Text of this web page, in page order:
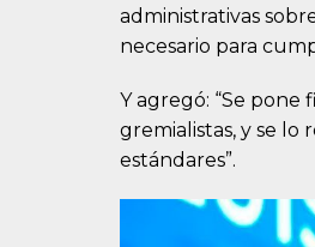
administrativas
necesario para
Y agregó: “Se
gremialistas, y se lo
estándares”.